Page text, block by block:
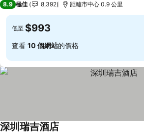
8.9 極佳 8,392 距離市中心 0.9 公里
低至 $993
查看 10 個網站的價格
深圳瑞吉酒店